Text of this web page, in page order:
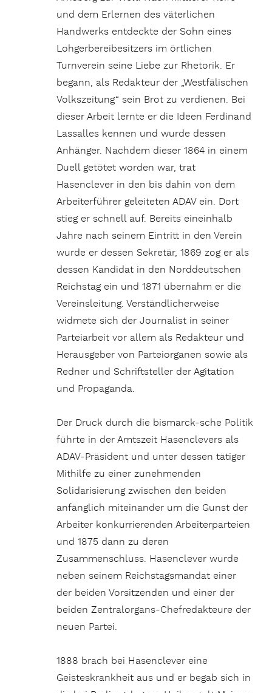
und dem Erlernen des väterlichen
Handwerks entdeckte der Sohn eines
Lohgerbereibesitzers im örtlichen
Turnverein seine Liebe zur Rhetorik. Er
begann, als Re­dakteur der „Westfälischen
Volkszeitung“ sein Brot zu verdienen. Bei
dieser Arbeit lernte er die Ideen Ferdinand
Lassalles kennen und wurde dessen
Anhänger. Nachdem dieser 1864 in einem
Duell getötet worden war, trat
Hasenclever in den bis dahin von dem
Arbeiterführer geleiteten ADAV ein. Dort
stieg er schnell auf. Bereits eineinhalb
Jahre nach seinem Eintritt in den Verein
wurde er dessen Sekretär, 1869 zog er als
dessen Kandidat in den Norddeutschen
Reichstag ein und 1871 übernahm er die
Vereinsleitung. Verständlicherweise
widmete sich der Journalist in seiner
Parteiarbeit vor allem als Redakteur und
Herausgeber von Parteiorganen sowie als
Redner und Schriftsteller der Agitation
und Propaganda.
Der Druck durch die bismarck-sche Politik
führte in der Amtszeit Hasenclevers als
ADAV-Präsident und unter dessen tätiger
Mithilfe zu einer zunehmenden
Solidarisierung zwischen den beiden
anfänglich miteinander um die Gunst der
Arbeiter konkurrierenden Arbeiterparteien
und 1875 dann zu deren
Zusammenschluss. Hasenclever wurde
neben seinem Reichstagsmandat einer
der beiden Vorsitzenden und einer der
beiden Zentralorgans-Chefredakteure der
neuen Partei.
1888 brach bei Hasenclever eine
Geisteskrankheit aus und er begab sich in